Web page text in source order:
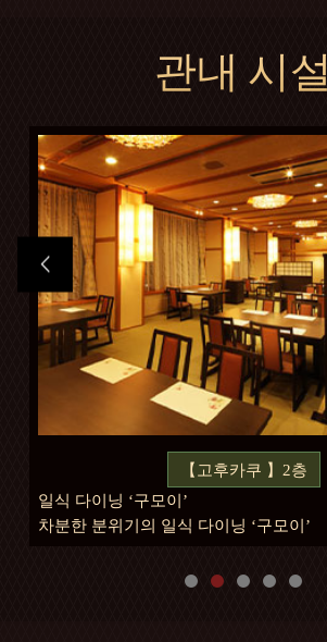
관내 시설
【고후카쿠 】2층
일식 다이닝 ‘구모이’
차분한 분위기의 일식 다이닝 ‘구모이’